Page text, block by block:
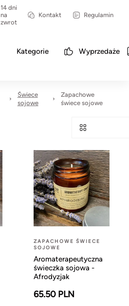
14 dni
na
zwrot
Kontakt Regulamin
Kategorie Wyprzedaże
Świece
sojowe
Zapachowe
świece sojowe
ZAPACHOWE ŚWIECE
SOJOWE
Aromaterapeutyczna
świeczka sojowa -
Afrodyzjak
65.50 PLN